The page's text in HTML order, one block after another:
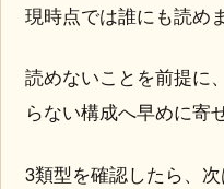
現時点では誰にも読め
読めないことを前提に
らない構成へ早めに寄
3類型を確認したら、